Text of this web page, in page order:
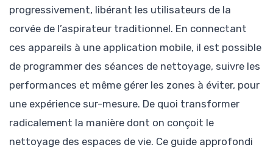
progressivement, libérant les utilisateurs de la
corvée de l’aspirateur traditionnel. En connectant
ces appareils à une application mobile, il est possible
de programmer des séances de nettoyage, suivre les
performances et même gérer les zones à éviter, pour
une expérience sur-mesure. De quoi transformer
radicalement la manière dont on conçoit le
nettoyage des espaces de vie. Ce guide approfondi